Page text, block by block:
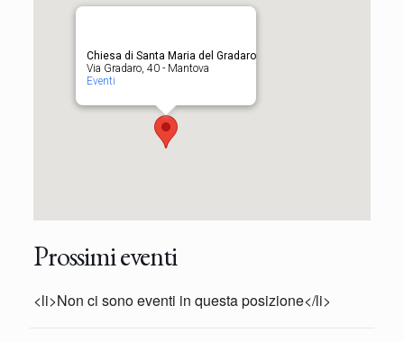
Chiesa di Santa Maria del Gradaro
Via Gradaro, 40 - Mantova
Eventi
Prossimi eventi
<li>Non ci sono eventi in questa posizione</li>